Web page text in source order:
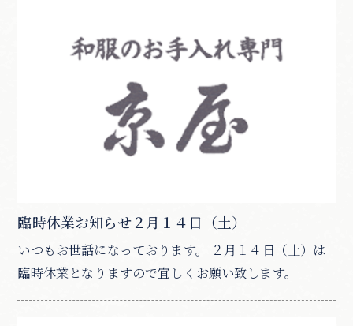
臨時休業お知らせ２月１４日（土）
いつもお世話になっております。 ２月１４日（土）は
臨時休業となりますので宜しくお願い致します。